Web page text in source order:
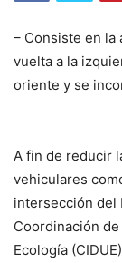
– Consiste en la
vuelta a la
oriente y se
A fin de reducir
vehiculares
intersección del
Coordinación
Ecología